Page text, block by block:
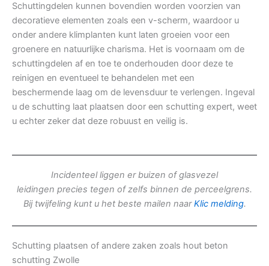
Schuttingdelen kunnen bovendien worden voorzien van
decoratieve elementen zoals een v-scherm, waardoor u
onder andere klimplanten kunt laten groeien voor een
groenere en natuurlijke charisma. Het is voornaam om de
schuttingdelen af en toe te onderhouden door deze te
reinigen en eventueel te behandelen met een
beschermende laag om de levensduur te verlengen. Ingeval
u de schutting laat plaatsen door een schutting expert, weet
u echter zeker dat deze robuust en veilig is.
Incidenteel liggen er buizen of glasvezel
leidingen precies tegen of zelfs binnen de perceelgrens.
Bij twijfeling kunt u het beste mailen naarKlic melding.
Schutting plaatsen of andere zaken zoals hout beton
schutting Zwolle